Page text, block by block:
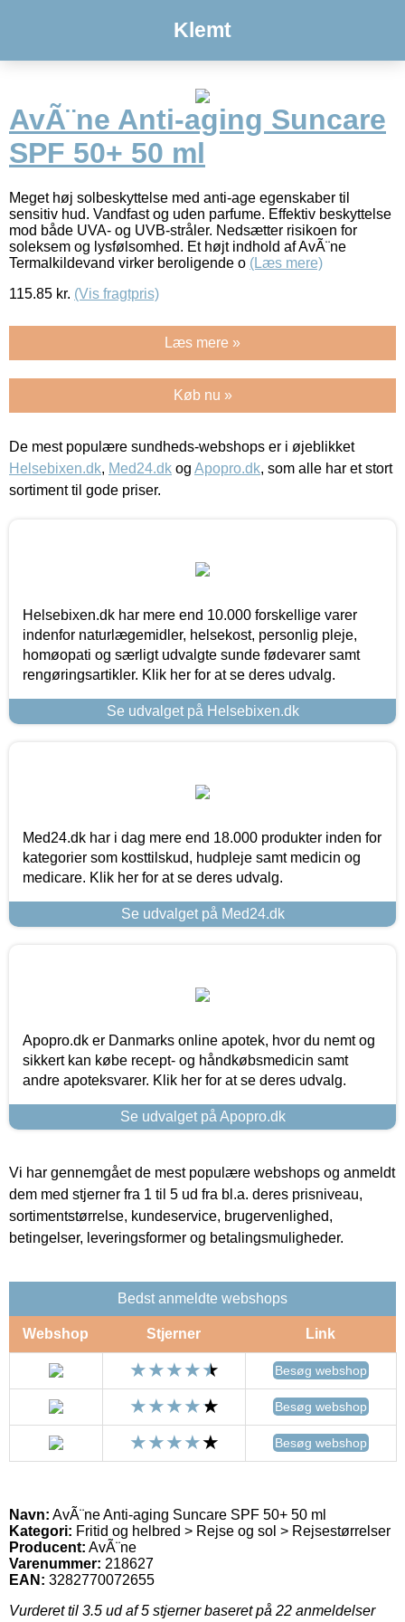
Klemt
AvÃ¨ne Anti-aging Suncare
SPF 50+ 50 ml
Meget høj solbeskyttelse med anti-age egenskaber til
sensitiv hud. Vandfast og uden parfume. Effektiv beskyttelse
mod både UVA- og UVB-stråler. Nedsætter risikoen for
soleksem og lysfølsomhed. Et højt indhold af AvÃ¨ne
Termalkildevand virker beroligende o (Læs mere)
115.85 kr. (Vis fragtpris)
Læs mere »
Køb nu »
De mest populære sundheds-webshops er i øjeblikket
Helsebixen.dk, Med24.dk og Apopro.dk, som alle har et stort
sortiment til gode priser.
Helsebixen.dk har mere end 10.000 forskellige varer
indenfor naturlægemidler, helsekost, personlig pleje,
homøopati og særligt udvalgte sunde fødevarer samt
rengøringsartikler. Klik her for at se deres udvalg.
Se udvalget på Helsebixen.dk
Med24.dk har i dag mere end 18.000 produkter inden for
kategorier som kosttilskud, hudpleje samt medicin og
medicare. Klik her for at se deres udvalg.
Se udvalget på Med24.dk
Apopro.dk er Danmarks online apotek, hvor du nemt og
sikkert kan købe recept- og håndkøbsmedicin samt
andre apoteksvarer. Klik her for at se deres udvalg.
Se udvalget på Apopro.dk
Vi har gennemgået de mest populære webshops og anmeldt
dem med stjerner fra 1 til 5 ud fra bl.a. deres prisniveau,
sortimentstørrelse, kundeservice, brugervenlighed,
betingelser, leveringsformer og betalingsmuligheder.
Bedst anmeldte webshops
Webshop Stjerner Link
Besøg webshop
Besøg webshop
Besøg webshop
Navn: AvÃ¨ne Anti-aging Suncare SPF 50+ 50 ml
Kategori: Fritid og helbred > Rejse og sol > Rejsestørrelser
Producent: AvÃ¨ne
Varenummer: 218627
EAN: 3282770072655
Vurderet til 3.5 ud af 5 stjerner baseret på 22 anmeldelser